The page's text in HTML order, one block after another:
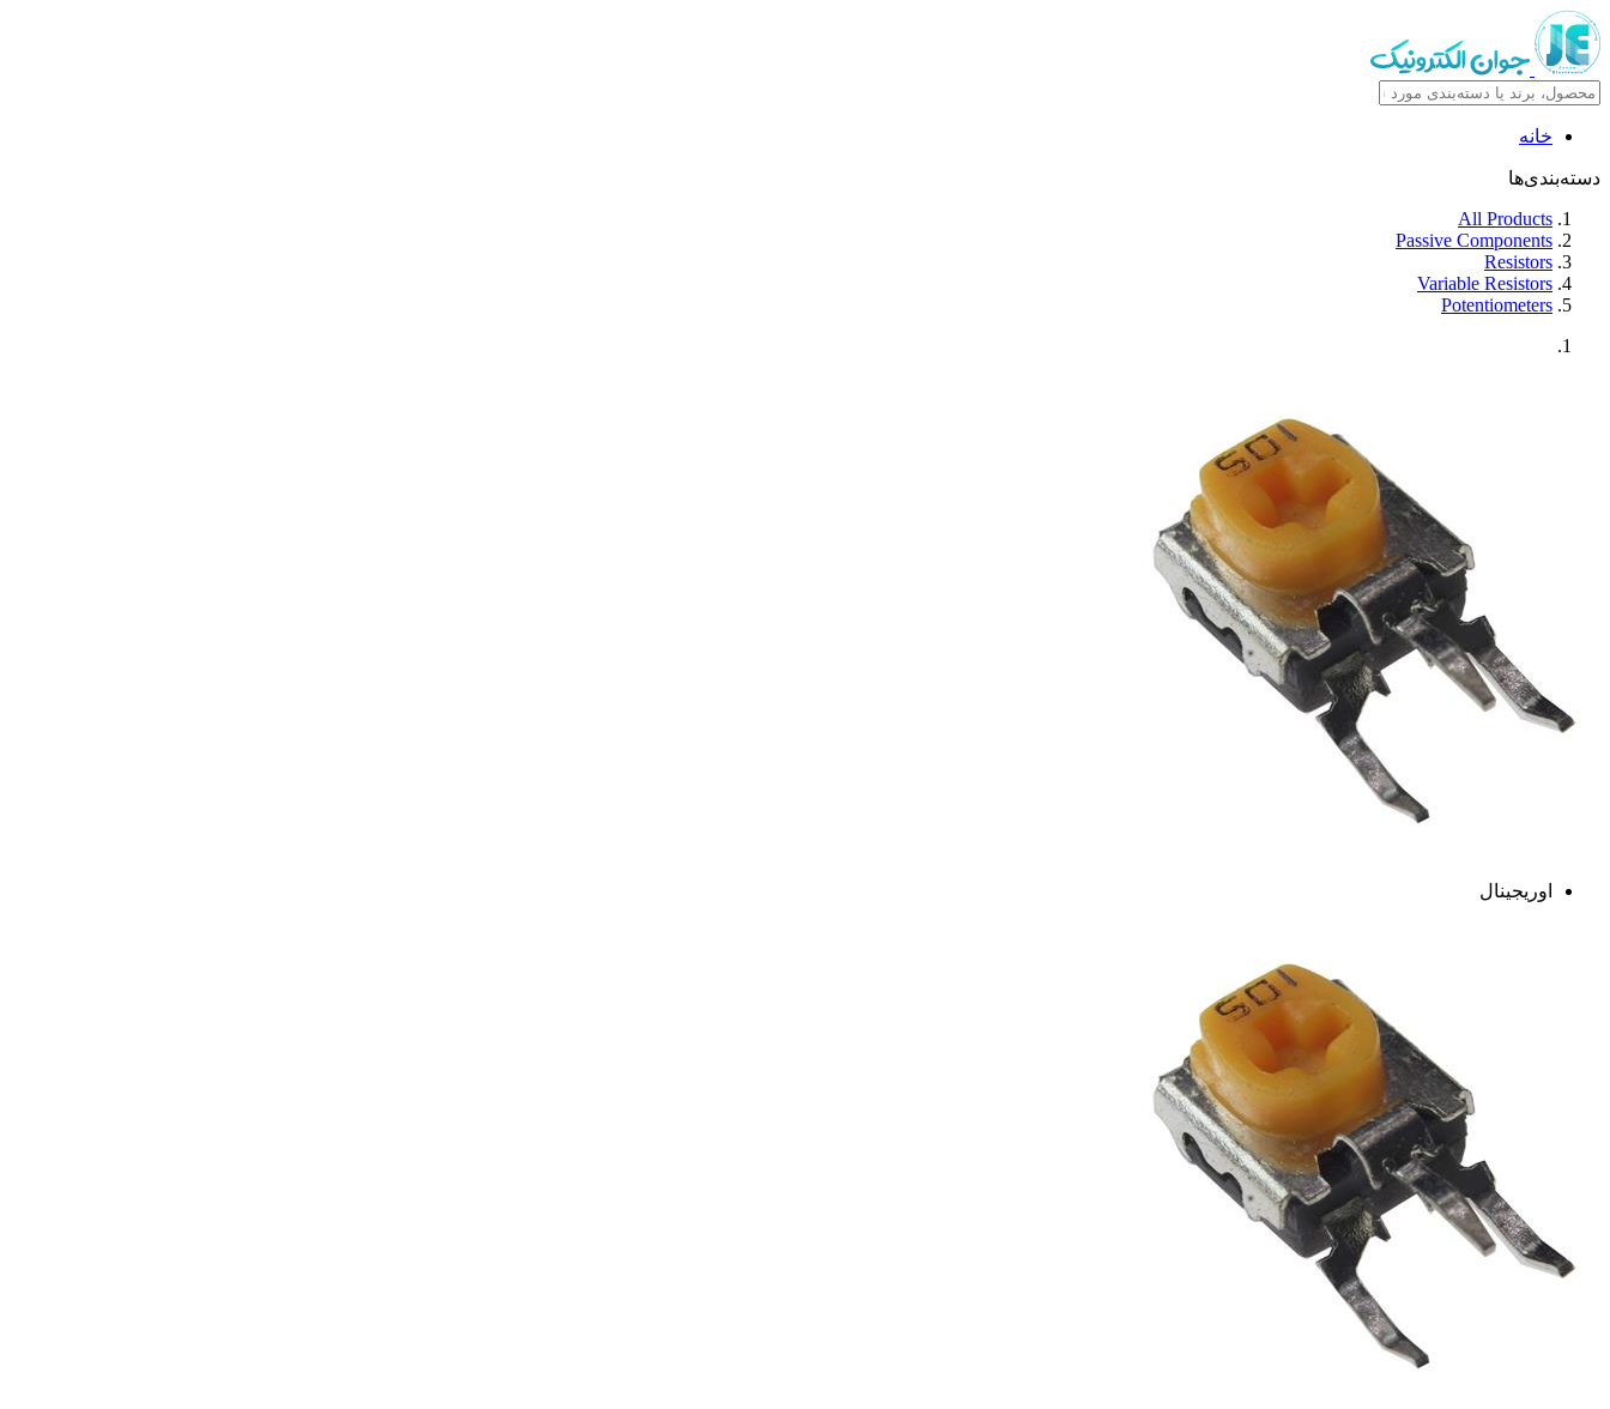
خانه
دسته‌بندی‌ها
All Products
Passive Components
Resistors
Variable Resistors
Potentiometers
اوریجینال